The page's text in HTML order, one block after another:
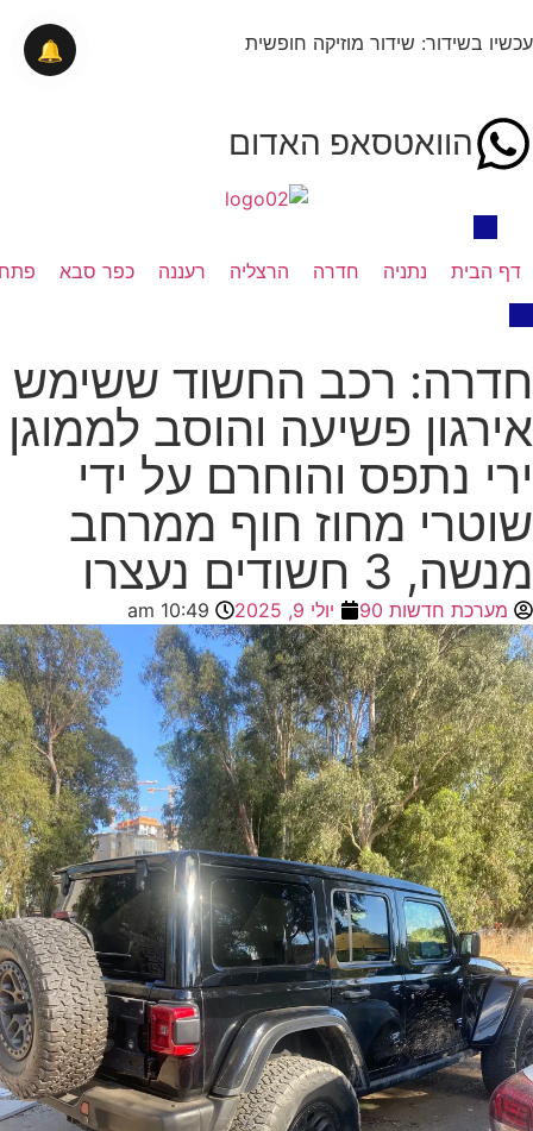
עכשיו בשידור: שידור מוזיקה חופשית
הוואטסאפ האדום
דף הבית נתניה חדרה הרצליה רעננה כפר סבא
חדרה: רכב החשוד ששימש
אירגון פשיעה והוסב לממוגן
ירי נתפס והוחרם על ידי
שוטרי מחוז חוף ממרחב
מנשה, 3 חשודים נעצרו
מערכת חדשות 90 יולי 9, 2025 10:49 am
🔔